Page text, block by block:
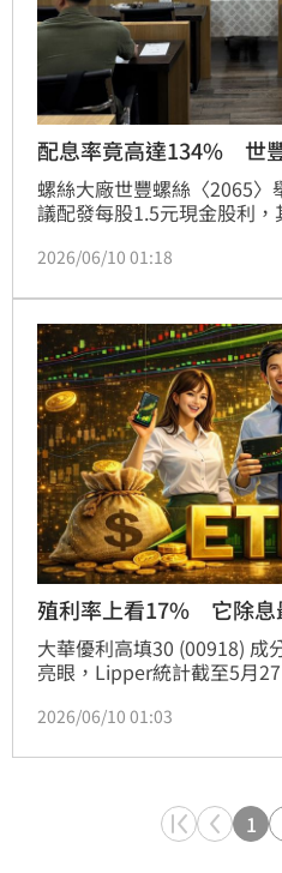
配息率竟高達134% 世
螺絲大廠世豐螺絲〈2065
議配發每股1.5元現金股利
134％，將公司營運回饋給
7,067萬元，每股稅後盈餘
2025年營運表現較前一年
經濟波動，使得終端客戶採
時，越南新廠投產初期折舊
無擔保可轉換公司債轉換普
份數較去年同期增加等影響
2026/06/10 01:18
殖利率上看17% 它除息
大華優利高填30 (00918)
亮眼，Lipper統計截至5月
單位配息1.26元，預計將在6
7月13日發放。以(8)日收盤
2026/06/10 01:03
1